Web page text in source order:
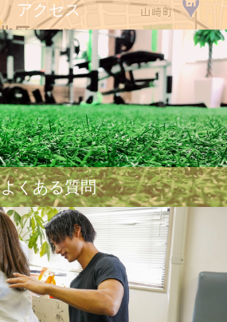
アクセス
よくある質問